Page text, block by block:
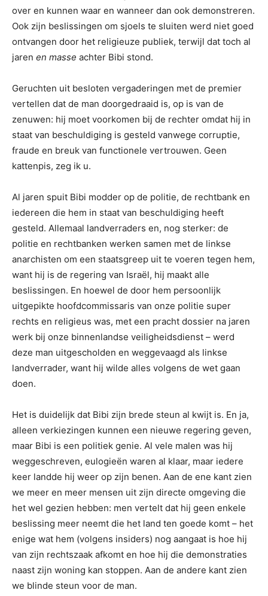
over en kunnen waar en wanneer dan ook demonstreren.
Ook zijn beslissingen om sjoels te sluiten werd niet goed
ontvangen door het religieuze publiek, terwijl dat toch al
jaren en masse achter Bibi stond.
Geruchten uit besloten vergaderingen met de premier
vertellen dat de man doorgedraaid is, op is van de
zenuwen: hij moet voorkomen bij de rechter omdat hij in
staat van beschuldiging is gesteld vanwege corruptie,
fraude en breuk van functionele vertrouwen. Geen
kattenpis, zeg ik u.
Al jaren spuit Bibi modder op de politie, de rechtbank en
iedereen die hem in staat van beschuldiging heeft
gesteld. Allemaal landverraders en, nog sterker: de
politie en rechtbanken werken samen met de linkse
anarchisten om een staatsgreep uit te voeren tegen hem,
want hij is de regering van Israël, hij maakt alle
beslissingen. En hoewel de door hem persoonlijk
uitgepikte hoofdcommissaris van onze politie super
rechts en religieus was, met een pracht dossier na jaren
werk bij onze binnenlandse veiligheidsdienst – werd
deze man uitgescholden en weggevaagd als linkse
landverrader, want hij wilde alles volgens de wet gaan
doen.
Het is duidelijk dat Bibi zijn brede steun al kwijt is. En ja,
alleen verkiezingen kunnen een nieuwe regering geven,
maar Bibi is een politiek genie. Al vele malen was hij
weggeschreven, eulogieën waren al klaar, maar iedere
keer landde hij weer op zijn benen. Aan de ene kant zien
we meer en meer mensen uit zijn directe omgeving die
het wel gezien hebben: men vertelt dat hij geen enkele
beslissing meer neemt die het land ten goede komt – het
enige wat hem (volgens insiders) nog aangaat is hoe hij
van zijn rechtszaak afkomt en hoe hij die demonstraties
naast zijn woning kan stoppen. Aan de andere kant zien
we blinde steun voor de man.